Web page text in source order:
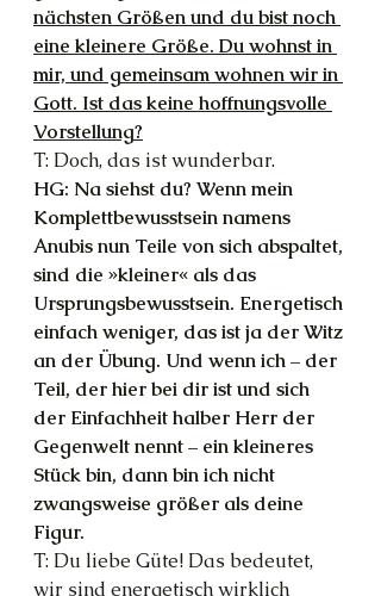
nächsten Größen und du bist noch
eine kleinere Größe. Du wohnst in
mir, und gemeinsam wohnen wir in
Gott. Ist das keine hoffnungsvolle
Vorstellung?
T: Doch, das ist wunderbar.
HG: Na siehst du? Wenn mein
Komplettbewusstsein namens
Anubis nun Teile von sich abspaltet,
sind die »kleiner« als das
Ursprungsbewusstsein. Energetisch
einfach weniger, das ist ja der Witz
an der Übung. Und wenn ich – der
Teil, der hier bei dir ist und sich
der Einfachheit halber Herr der
Gegenwelt nennt – ein kleineres
Stück bin, dann bin ich nicht
zwangsweise größer als deine
Figur.
T: Du liebe Güte! Das bedeutet,
wir sind energetisch wirklich